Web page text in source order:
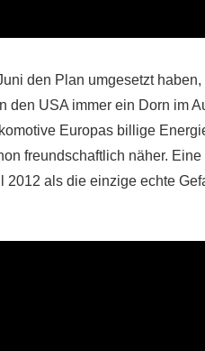
den Plan umgesetzt haben,
den USA immer ein Dorn im
Europas billige
freundschaftlich näher.
als die einzige echte